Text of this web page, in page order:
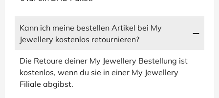
Kann ich meine bestellen Artikel bei My
Jewellery kostenlos retournieren?
Die Retoure deiner My Jewellery Bestellung ist
kostenlos, wenn du sie in einer My Jewellery
Filiale abgibst.